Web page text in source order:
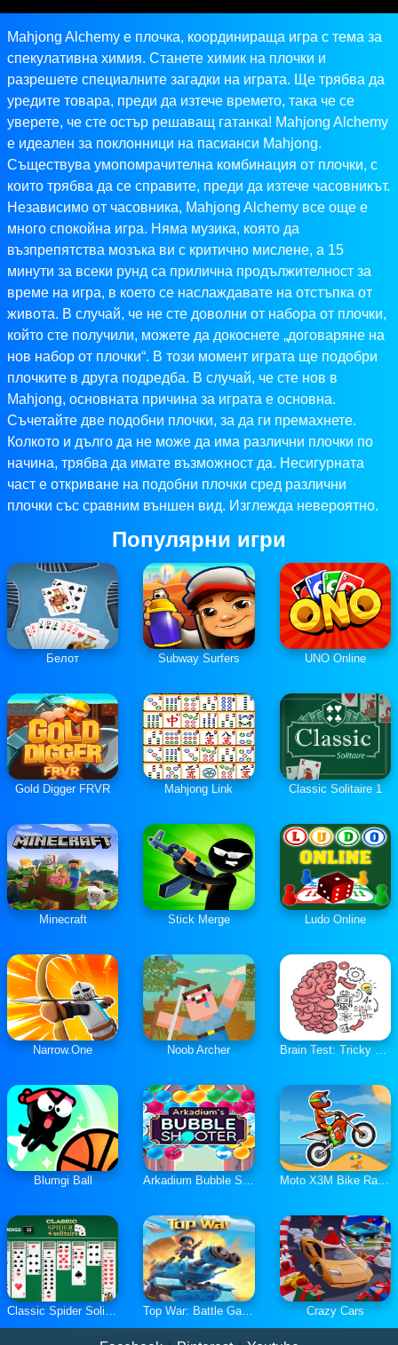
Mahjong Alchemy е плочка, координираща игра с тема за
спекулативна химия. Станете химик на плочки и
разрешете специалните загадки на играта. Ще трябва да
уредите товара, преди да изтече времето, така че се
уверете, че сте остър решаващ гатанка! Mahjong Alchemy
е идеален за поклонници на пасианси Mahjong.
Съществува умопомрачителна комбинация от плочки, с
които трябва да се справите, преди да изтече часовникът.
Независимо от часовника, Mahjong Alchemy все още е
много спокойна игра. Няма музика, която да
възпрепятства мозъка ви с критично мислене, а 15
минути за всеки рунд са прилична продължителност за
време на игра, в което се наслаждавате на отстъпка от
живота. В случай, че не сте доволни от набора от плочки,
който сте получили, можете да докоснете „договаряне на
нов набор от плочки“. В този момент играта ще подобри
плочките в друга подредба. В случай, че сте нов в
Mahjong, основната причина за играта е основна.
Съчетайте две подобни плочки, за да ги премахнете.
Колкото и дълго да не може да има различни плочки по
начина, трябва да имате възможност да. Несигурната
част е откриване на подобни плочки сред различни
плочки със сравним външен вид. Изглежда невероятно.
Популярни игри
Белот Subway Surfers UNO Online
Gold Digger FRVR Mahjong Link Classic Solitaire 1
Minecraft Stick Merge Ludo Online
Narrow.One Noob Archer Brain Test: Tricky Puzzles
Blumgi Ball Arkadium Bubble Shooter Moto X3M Bike Race Game
Classic Spider Solitaire Top War: Battle Game Crazy Cars